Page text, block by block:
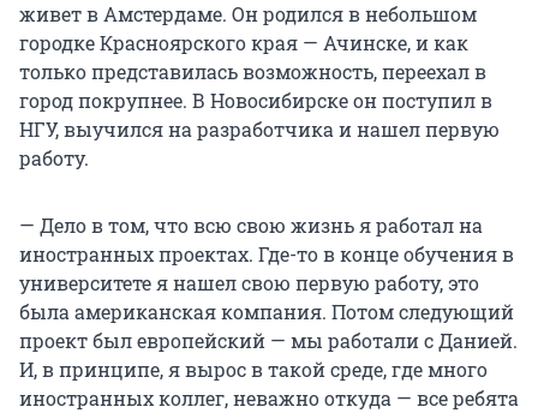
живет в Амстердаме. Он родился в небольшом
городке Красноярского края — Ачинске, и как
только представилась возможность, переехал в
город покрупнее. В Новосибирске он поступил в
НГУ, выучился на разработчика и нашел первую
работу.
— Дело в том, что всю свою жизнь я работал на
иностранных проектах. Где-то в конце обучения в
университете я нашел свою первую работу, это
была американская компания. Потом следующий
проект был европейский — мы работали с Данией.
И, в принципе, я вырос в такой среде, где много
иностранных коллег, неважно откуда — все ребята